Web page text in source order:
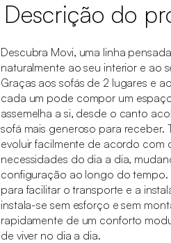
Descrição do
Descubra Movi, uma linha
naturalmente ao seu interior e ao
Graças aos sofás de 2 lugares e
cada um pode compor um
assemelha a si, desde o canto
sofá mais generoso para
evoluir facilmente de acordo com
necessidades do dia a dia,
configuração ao longo do tempo.
para facilitar o transporte e a
instala-se sem esforço e sem
rapidamente de um conforto
de viver no dia a dia.